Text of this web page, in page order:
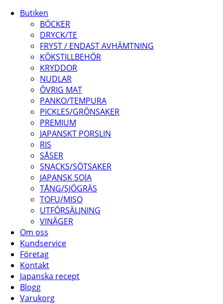
Butiken
BÖCKER
DRYCK/TE
FRYST / ENDAST AVHÄMTNING
KÖKSTILLBEHÖR
KRYDDOR
NUDLAR
ÖVRIG MAT
PANKO/TEMPURA
PICKLES/GRÖNSAKER
PREMIUM
JAPANSKT PORSLIN
RIS
SÅSER
SNACKS/SÖTSAKER
JAPANSK SOJA
TÅNG/SJÖGRÄS
TOFU/MISO
UTFÖRSÄLJNING
VINÄGER
Om oss
Kundservice
Företag
Kontakt
Japanska recept
Blogg
Varukorg